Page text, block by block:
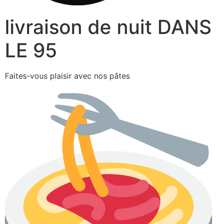
livraison de nuit DANS
LE 95
Faites-vous plaisir avec nos pâtes